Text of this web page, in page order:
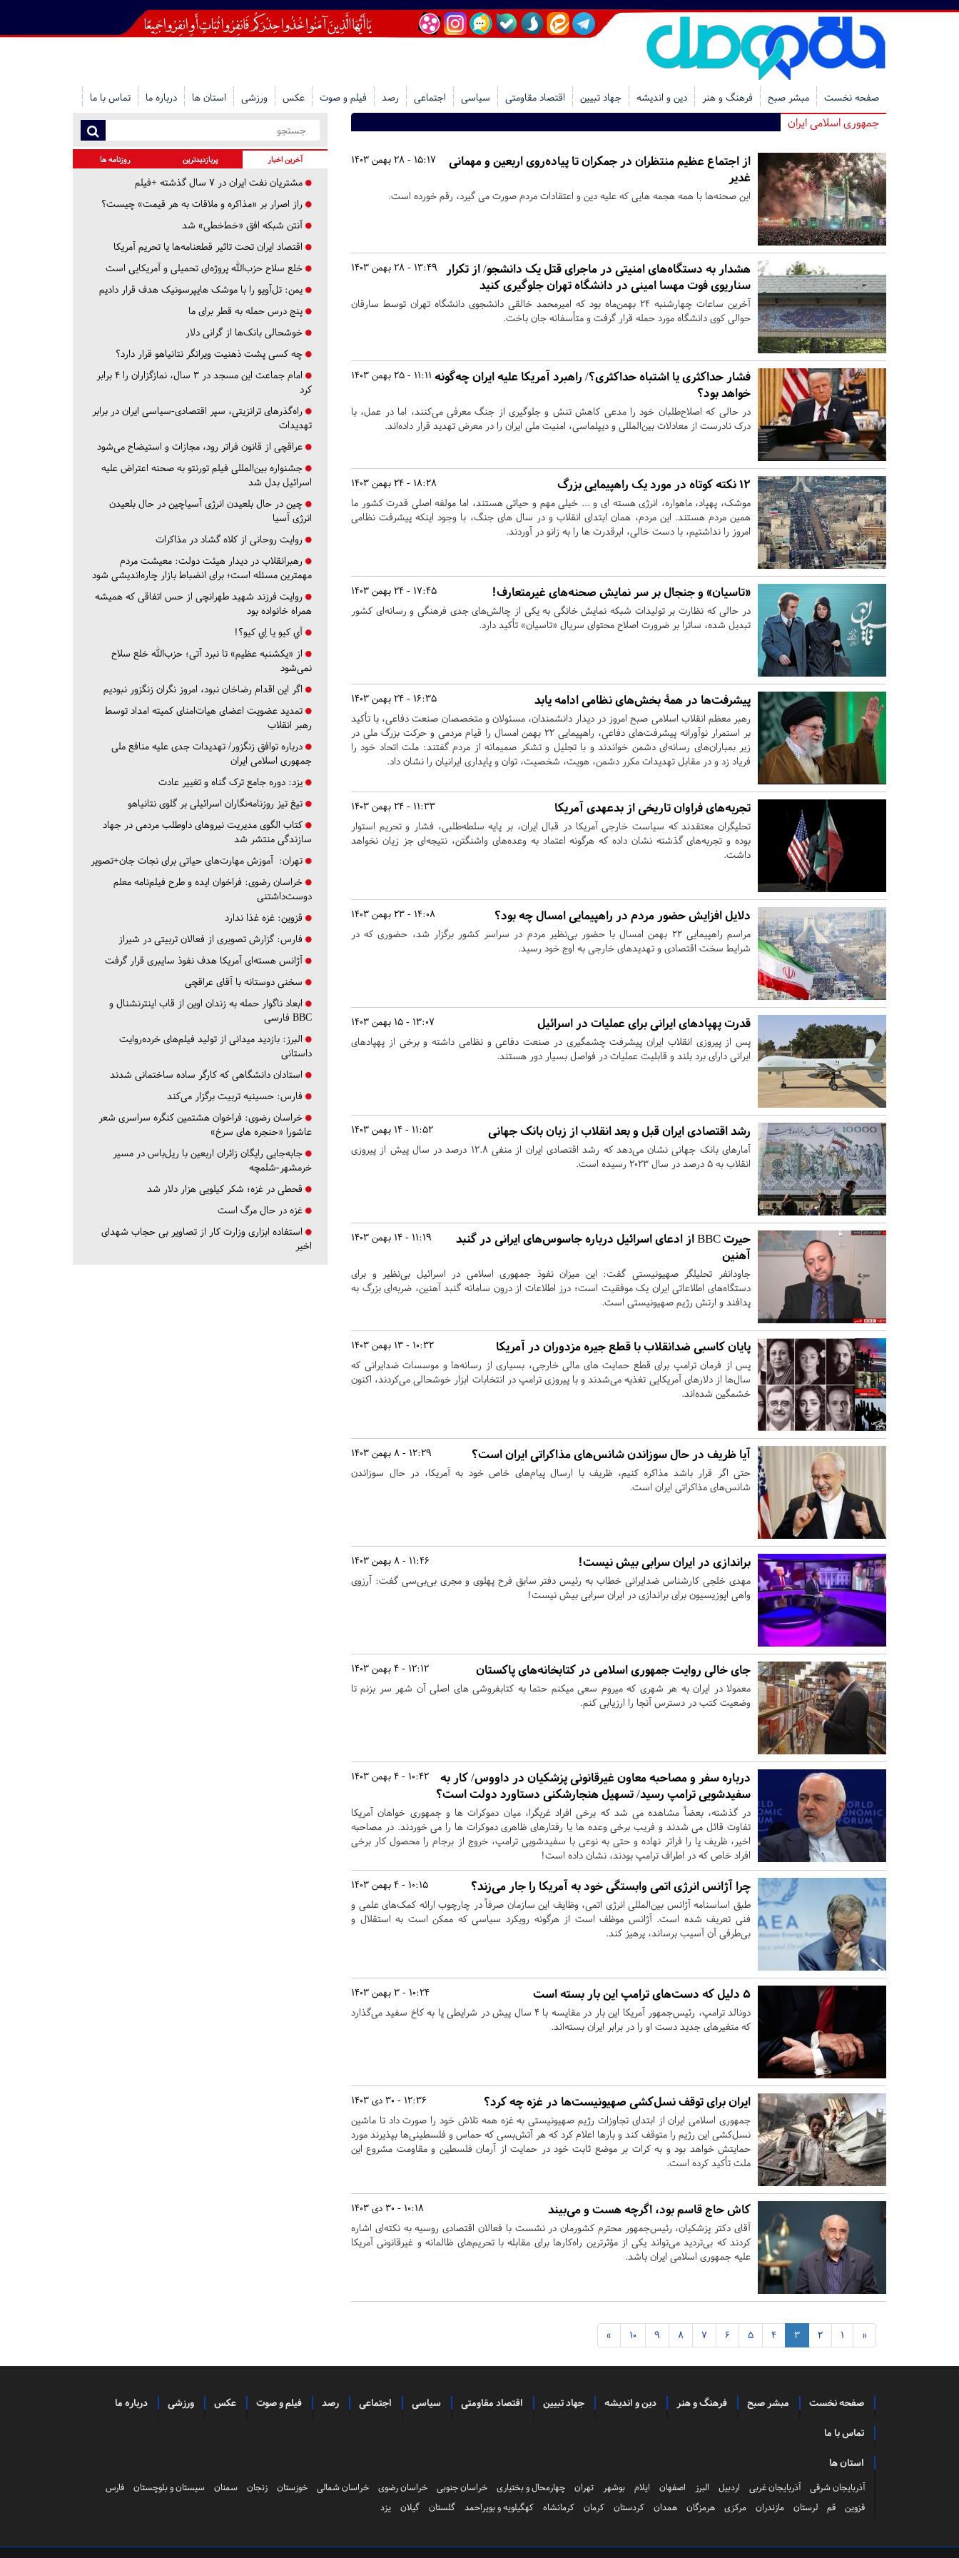
صفحه نخست مبشر صبح فرهنگ و هنر دین و اندیشه جهاد تبیین اقتصاد مقاومتی سیاسی اجتماعی رصد فیلم و صوت عکس ورزشی استان ها درباره ما تماس با ما
جمهوری اسلامی ایران
15:17 - 28 بهمن 1403
از اجتماع عظیم منتظران در جمکران تا پیاده‌روی اربعین و مهمانی
غدیر
این صحنه‌ها با همه هجمه هایی که علیه دین و اعتقادات مردم صورت می گیرد، رقم خورده است.
13:49 - 28 بهمن 1403
هشدار به دستگاه‌های امنیتی در ماجرای قتل یک دانشجو/ از تکرار
سناریوی فوت مهسا امینی در دانشگاه تهران جلوگیری کنید
آخرین ساعات چهارشنبه ۲۴ بهمن‌ماه بود که امیرمحمد خالقی دانشجوی دانشگاه تهران توسط سارقان
حوالی کوی دانشگاه مورد حمله قرار گرفت و متأسفانه جان باخت.
11:11 - 25 بهمن 1403 فشار حداکثری یا اشتباه حداکثری؟/ راهبرد آمریکا علیه ایران چه‌گونه
خواهد بود؟
در حالی که اصلاح‌طلبان خود را مدعی کاهش تنش و جلوگیری از جنگ معرفی می‌کنند، اما در عمل، با
درک نادرست از معادلات بین‌المللی و دیپلماسی، امنیت ملی ایران را در معرض تهدید قرار داده‌اند.
18:28 - 24 بهمن 1403 ۱۲ نکته کوتاه در مورد یک راهپیمایی بزرگ
موشک، پهپاد، ماهواره، انرژی هسته ای و ... خیلی مهم و حیاتی هستند، اما مولفه اصلی قدرت کشور ما
همین مردم هستند. این مردم، همان ابتدای انقلاب و در سال های جنگ، با وجود اینکه پیشرفت نظامی
امروز را نداشتیم، با دست خالی، ابرقدرت ها را به زانو در آوردند.
17:45 - 24 بهمن 1403 «تاسیان» و جنجال بر سر نمایش صحنه‌های غیرمتعارف!
در حالی که نظارت بر تولیدات شبکه نمایش خانگی به یکی از چالش‌های جدی فرهنگی و رسانه‌ای کشور
تبدیل شده، ساترا بر ضرورت اصلاح محتوای سریال «تاسیان» تأکید دارد.
16:35 - 24 بهمن 1403 پیشرفت‌ها در همۀ بخش‌های نظامی ادامه یابد
رهبر معظم انقلاب اسلامی صبح امروز در دیدار دانشمندان، مسئولان و متخصصان صنعت دفاعی، با تأکید
بر استمرار نوآورانه پیشرفت‌های دفاعی، راهپیمایی ۲۲ بهمن امسال را قیام مردمی و حرکت بزرگ ملی در
زیر بمباران‌های رسانه‌ای دشمن خواندند و با تجلیل و تشکر صمیمانه از مردم گفتند: ملت اتحاد خود را
فریاد زد و در مقابل تهدیدات مکرر دشمن، هویت، شخصیت، توان و پایداری ایرانیان را نشان داد.
11:33 - 24 بهمن 1403 تجربه‌های فراوان تاریخی از بدعهدی آمریکا
تحلیگران معتقدند که سیاست خارجی آمریکا در قبال ایران، بر پایه سلطه‌طلبی، فشار و تحریم استوار
بوده و تجربه‌های گذشته نشان داده که هرگونه اعتماد به وعده‌های واشنگتن، نتیجه‌ای جز زیان نخواهد
داشت.
14:08 - 23 بهمن 1403 دلایل افزایش حضور مردم در راهپیمایی امسال چه بود؟
مراسم راهپیمایی ۲۲ بهمن امسال با حضور بی‌نظیر مردم در سراسر کشور برگزار شد، حضوری که در
شرایط سخت اقتصادی و تهدیدهای خارجی به اوج خود رسید.
13:07 - 15 بهمن 1403 قدرت پهپادهای ایرانی برای عملیات در اسرائیل
پس از پیروزی انقلاب ایران پیشرفت چشمگیری در صنعت دفاعی و نظامی داشته و برخی از پهپادهای
ایرانی دارای برد بلند و قابلیت عملیات در فواصل بسیار دور هستند.
11:52 - 14 بهمن 1403 رشد اقتصادی ایران قبل و بعد انقلاب از زبان بانک جهانی
آمارهای بانک جهانی نشان می‌دهد که رشد اقتصادی ایران از منفی ۱۲.۸ درصد در سال پیش از پیروزی
انقلاب به ۵ درصد در سال ۲۰۲۳ رسیده است.
11:19 - 14 بهمن 1403
حیرت BBC از ادعای اسرائیل درباره جاسوس‌های ایرانی در گنبد
آهنین
جاودانفر تحلیلگر صهیونیستی گفت: این میزان نفوذ جمهوری اسلامی در اسرائیل بی‌نظیر و برای
دستگاه‌های اطلاعاتی ایران یک موفقیت است؛ درز اطلاعات از درون سامانه گنبد آهنین، ضربه‌ای بزرگ به
پدافند و ارتش رژیم صهیونیستی است.
10:32 - 13 بهمن 1403 پایان کاسبی ضدانقلاب با قطع جیره مزدوران در آمریکا
پس از فرمان ترامپ برای قطع حمایت ‌های مالی خارجی، بسیاری از رسانه‌ها و موسسات ضدایرانی که
سال‌ها از دلارهای آمریکایی تغذیه می‌شدند و‌ با پیروزی ترامپ در انتخابات ابزار خوشحالی می‌کردند، اکنون
خشمگین شده‌اند.
12:29 - 8 بهمن 1403 آیا ظریف در حال سوزاندن شانس‌های مذاکراتی ایران است؟
حتی اگر قرار باشد مذاکره کنیم، ظریف با ارسال پیام‌های خاص خود به آمریکا، در حال سوزاندن
شانس‌های مذاکراتی ایران است.
11:46 - 8 بهمن 1403 براندازی در ایران سرابی بیش نیست!
مهدی خلجی کارشناس ضدایرانی خطاب به رئیس دفتر سابق فرح پهلوی و مجری بی‌بی‌سی گفت: آرزوی
واهی اپوزیسیون برای براندازی در ایران سرابی بیش نیست!
12:12 - 4 بهمن 1403 جای خالی روایت جمهوری اسلامی در کتابخانه‌های پاکستان
معمولا در ایران به هر شهری که میروم سعی میکنم حتما به کتابفروشی های اصلی آن شهر سر بزنم تا
وضعیت کتب در دسترس آنجا را ارزیابی کنم.
10:42 - 4 بهمن 1403
درباره سفر و مصاحبه معاون غیرقانونی پزشکیان در داووس/ کار به
سفیدشویی ترامپ رسید/ تسهیل هنجارشکنی دستاورد دولت است؟
در گذشته، بعضاً مشاهده می شد که برخی افراد غربگرا، میان دموکرات ها و جمهوری خواهان آمریکا
تفاوت قائل می شدند و فریب برخی وعده ها یا رفتارهای ظاهری دموکرات ها را می خوردند. در مصاحبه
اخیر، ظریف پا را فراتر نهاده و حتی به نوعی با سفیدشویی ترامپ، خروج از برجام را محصول کار برخی
افراد خاص که در اطراف ترامپ بودند، نشان داده است!
10:15 - 4 بهمن 1403 چرا آژانس انرژی اتمی وابستگی خود به آمریکا را جار می‌زند؟
طبق اساسنامه آژانس بین‌المللی انرژی اتمی، وظایف این سازمان صرفاً در چارچوب ارائه کمک‌های علمی و
فنی تعریف شده است. آژانس موظف است از هرگونه رویکرد سیاسی که ممکن است به استقلال و
بی‌طرفی آن آسیب برساند، پرهیز کند.
10:24 - 3 بهمن 1403 ۵ دلیل که دست‌های ترامپ این بار بسته است
دونالد ترامپ، رئیس‌جمهور آمریکا این بار در مقایسه با 4 سال پیش در شرایطی پا به کاخ سفید می‌گذارد
که متغیرهای جدید دست او را در برابر ایران بسته‌اند.
12:36 - 30 دی 1403 ایران برای توقف نسل‌کشی صهیونیست‌‌ها در غزه چه کرد؟
جمهوری اسلامی ایران از ابتدای تجاوزات رژیم صهیونیستی به غزه همه تلاش خود را صورت داد تا ماشین
نسل‌کشی این رژیم را متوقف کند و بارها اعلام کرد که هر آتش‌بسی که حماس و فلسطینی‌ها بپذیرند مورد
حمایتش خواهد بود و به کرات بر موضع ثابت خود در حمایت از آرمان فلسطین و مقاومت مشروع این
ملت تأکید کرده است.
10:18 - 30 دی 1403 کاش حاج قاسم بود، اگرچه هست و می‌بیند
آقای دکتر پزشکیان، رئیس‌جمهور محترم کشورمان در نشست با فعالان اقتصادی روسیه به نکته‌ای اشاره
کردند که بی‌تردید می‌تواند یکی از مؤثرترین راه‌کارها برای مقابله با تحریم‌های ظالمانه و غیر‌قانونی آمریکا
علیه جمهوری اسلامی ایران باشد.
«
1
2
3
4
5
6
7
8
9
10
»
آخرین اخبار پربازدیدترین روزنامه ها
مشتریان نفت ایران در ۷ سال گذشته +فیلم
راز اصرار بر «مذاکره و ملاقات به هر قیمت» چیست؟
آنتن شبکه افق «خط‌خطی» شد
اقتصاد ایران تحت تاثیر قطعنامه‌ها یا تحریم‌ آمریکا
خلع سلاح حزب‌الله پروژه‌ای تحمیلی و آمریکایی است
یمن: تل‌آویو را با موشک هایپرسونیک هدف قرار دادیم
پنج درس‌ حمله به قطر برای ما
خوشحالی بانک‌ها از گرانی دلار
چه کسی پشت ذهنیت ویرانگر نتانیاهو قرار دارد؟
امام جماعت این مسجد در ۳ سال، نمازگزاران را ۴ برابر
کرد
راه‌گذرهای ترانزیتی، سپر اقتصادی-سیاسی ایران در برابر
تهدیدات
عراقچی از قانون فراتر رود، مجازات و استیضاح می‌شود
جشنواره بین‌المللی فیلم تورنتو به صحنه اعتراض علیه
اسرائیل بدل شد
چین در حال بلعیدن انرژی آسیاچین در حال بلعیدن
انرژی آسیا
روایت روحانی از کلاه گشاد در مذاکرات
رهبرانقلاب در دیدار هیئت دولت: معیشت مردم
مهمترین مسئله است؛ برای انضباط بازار چاره‌اندیشی شود
روایت فرزند شهید طهرانچی از حس اتفاقی که همیشه
همراه خانواده بود
آي كيو يا اِي كيو؟!
از «یکشنبه عظیم» تا نبرد آتی؛ حزب‌الله خلع سلاح
نمی‌شود
اگر این اقدام رضاخان نبود، امروز نگران زنگزور نبودیم
تمدید عضویت اعضای هیات‌امنای کمیته امداد توسط
رهبر انقلاب
درباره توافق زنگزور/ تهدیدات جدی علیه منافع ملی
جمهوری اسلامی ایران
یزد: دوره جامع ترک گناه و تغییر عادت
تیغ تیز روزنامه‌نگاران اسرائیلی بر گلوی نتانیاهو
کتاب الگوی مدیریت نیروهای داوطلب مردمی در جهاد
سازندگی منتشر شد
تهران: آموزش مهارت‌های حیاتی برای نجات جان+تصویر
خراسان رضوی: فراخوان ایده و طرح فیلم‌نامه معلم
دوست‌داشتنی
قزوین: غزه غذا ندارد
فارس: گزارش تصویری از فعالان تربیتی در شیراز
آژانس هسته‌ای آمریکا هدف نفوذ سایبری قرار گرفت
سخنی دوستانه با آقای عراقچی
ابعاد ناگوار حمله به زندان اوین از قاب اینترنشنال و
BBC فارسی
البرز: بازدید میدانی از تولید فیلم‌های خرده‌روایت
داستانی
استادان دانشگاهی که کارگر ساده ساختمانی شدند
فارس: حسینیه تربیت برگزار می‌کند
خراسان رضوی: فراخوان هشتمین کنگره سراسری شعر
عاشورا «حنجره های سرخ»
جابه‌جایی رایگان زائران اربعین با ریل‌باس در مسیر
خرمشهر-شلمچه
قحطی در غزه؛ شکر کیلویی هزار دلار شد
غزه در حال مرگ است
استفاده ابزاری وزارت کار از تصاویر بی حجاب شهدای
اخیر
صفحه نخست مبشر صبح فرهنگ و هنر دین و اندیشه جهاد تبیین اقتصاد مقاومتی سیاسی اجتماعی رصد فیلم و صوت عکس ورزشی درباره ما
تماس با ما
استان ها
آذربایجان شرقی آذربایجان غربی اردبیل البرز اصفهان ایلام بوشهر تهران چهارمحال و بختیاری خراسان جنوبی خراسان رضوی خراسان شمالی خوزستان زنجان سمنان سیستان و بلوچستان
فارس
قزوین
قم لرستان مازندران مرکزی هرمزگان همدان کردستان کرمان کرمانشاه کهگیلویه و بویراحمد گلستان گیلان یزد